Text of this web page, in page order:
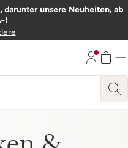
darunter unsere Neuheiten, ab